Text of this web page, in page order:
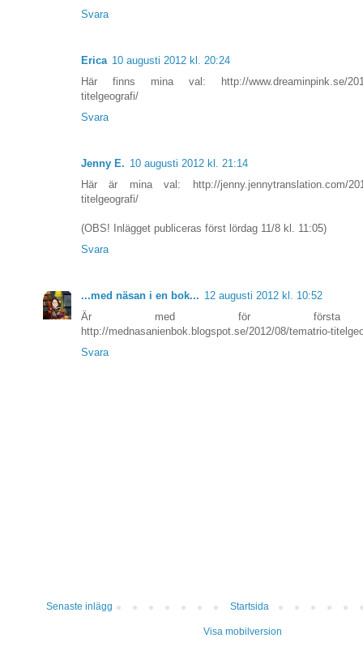
Svara
Erica 10 augusti 2012 kl. 20:24
Här finns mina val: http://www.dreaminpink.se/
titelgeografi/
Svara
Jenny E. 10 augusti 2012 kl. 21:14
Här är mina val: http://jenny.jennytranslation.com/
titelgeografi/
(OBS! Inlägget publiceras först lördag 11/8 kl. 11:05)
Svara
...med näsan i en bok... 12 augusti 2012 kl. 10:52
Är med för första
http://mednasanienbok.blogspot.se/2012/08/tematrio-
Svara
Senaste inlägg Startsida
Visa mobilversion